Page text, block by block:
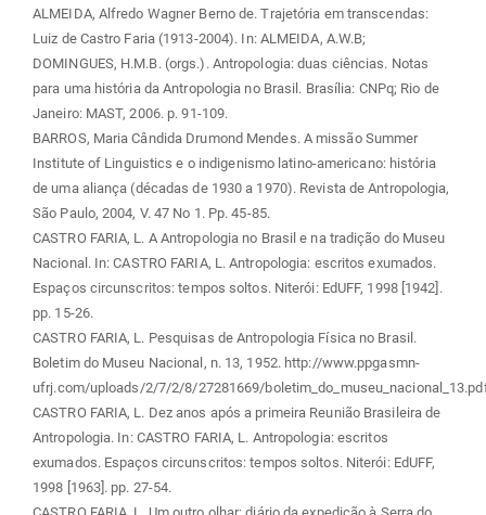
ALMEIDA, Alfredo Wagner Berno de. Trajetória em transcendas:
Luiz de Castro Faria (1913-2004). In: ALMEIDA, A.W.B;
DOMINGUES, H.M.B. (orgs.). Antropologia: duas ciências. Notas
para uma história da Antropologia no Brasil. Brasília: CNPq; Rio de
Janeiro: MAST, 2006. p. 91-109.
BARROS, Maria Cândida Drumond Mendes. A missão Summer
Institute of Linguistics e o indigenismo latino-americano: história
de uma aliança (décadas de 1930 a 1970). Revista de Antropologia,
São Paulo, 2004, V. 47 No 1. Pp. 45-85.
CASTRO FARIA, L. A Antropologia no Brasil e na tradição do Museu
Nacional. In: CASTRO FARIA, L. Antropologia: escritos exumados.
Espaços circunscritos: tempos soltos. Niterói: EdUFF, 1998 [1942].
pp. 15-26.
CASTRO FARIA, L. Pesquisas de Antropologia Física no Brasil.
Boletim do Museu Nacional, n. 13, 1952. http://www.ppgasmn-
ufrj.com/uploads/2/7/2/8/27281669/
CASTRO FARIA, L. Dez anos após a primeira Reunião Brasileira de
Antropologia. In: CASTRO FARIA, L. Antropologia: escritos
exumados. Espaços circunscritos: tempos soltos. Niterói: EdUFF,
1998 [1963]. pp. 27-54.